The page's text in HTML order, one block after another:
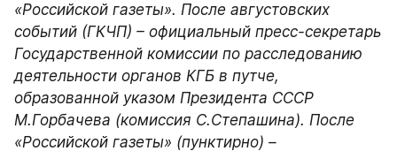
«Российской газеты». После августовских
событий (ГКЧП) – официальный пресс-секретарь
Государственной комиссии по расследованию
деятельности органов КГБ в путче,
образованной указом Президента СССР
М.Горбачева (комиссия С.Степашина). После
«Российской газеты» (пунктирно) –